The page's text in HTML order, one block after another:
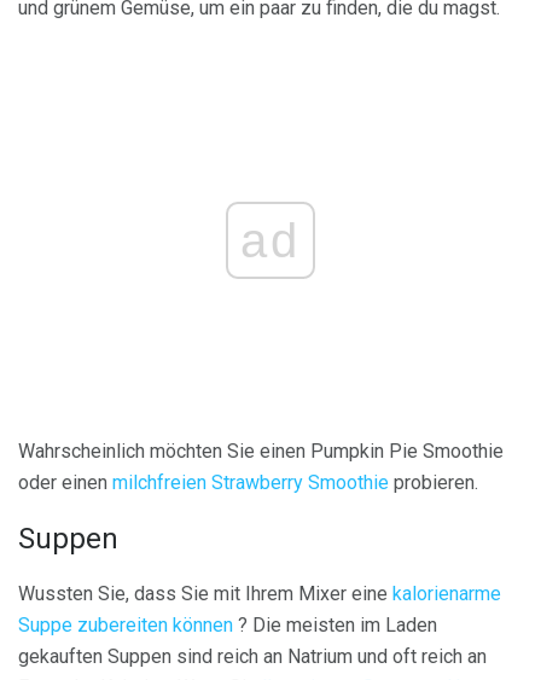
und grünem Gemüse, um ein paar zu finden, die du magst.
ad
Wahrscheinlich möchten Sie einen Pumpkin Pie Smoothie
oder einen milchfreien Strawberry Smoothie probieren.
Suppen
Wussten Sie, dass Sie mit Ihrem Mixer eine kalorienarme
Suppe zubereiten können ? Die meisten im Laden
gekauften Suppen sind reich an Natrium und oft reich an